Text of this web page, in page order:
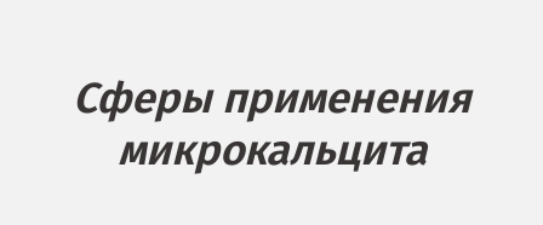
Берёзовский
Бисерть
Сферы применения
микрокальцита